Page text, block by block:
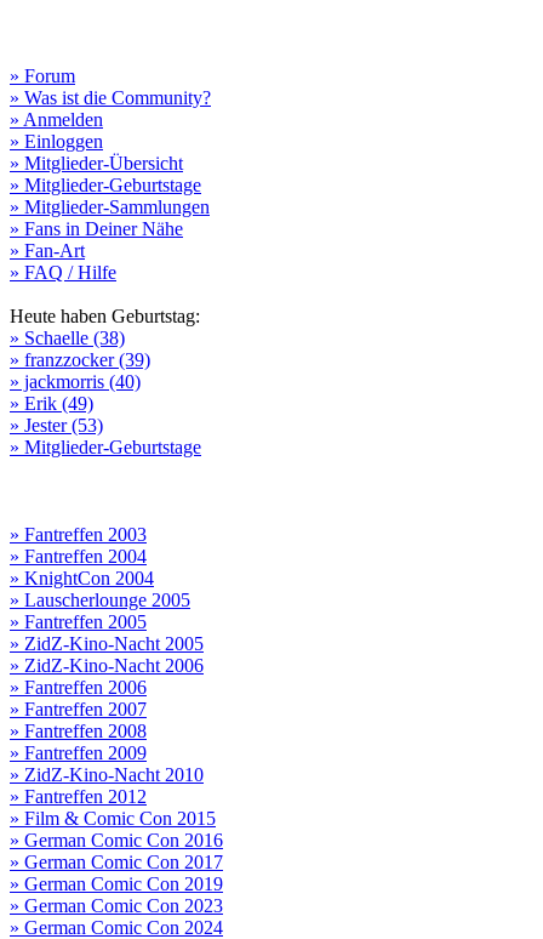
» Forum
» Was ist die Community?
» Anmelden
» Einloggen
» Mitglieder-Übersicht
» Mitglieder-Geburtstage
» Mitglieder-Sammlungen
» Fans in Deiner Nähe
» Fan-Art
» FAQ / Hilfe
Heute haben Geburtstag:
» Schaelle (38)
» franzzocker (39)
» jackmorris (40)
» Erik (49)
» Jester (53)
» Mitglieder-Geburtstage
» Fantreffen 2003
» Fantreffen 2004
» KnightCon 2004
» Lauscherlounge 2005
» Fantreffen 2005
» ZidZ-Kino-Nacht 2005
» ZidZ-Kino-Nacht 2006
» Fantreffen 2006
» Fantreffen 2007
» Fantreffen 2008
» Fantreffen 2009
» ZidZ-Kino-Nacht 2010
» Fantreffen 2012
» Film & Comic Con 2015
» German Comic Con 2016
» German Comic Con 2017
» German Comic Con 2019
» German Comic Con 2023
» German Comic Con 2024